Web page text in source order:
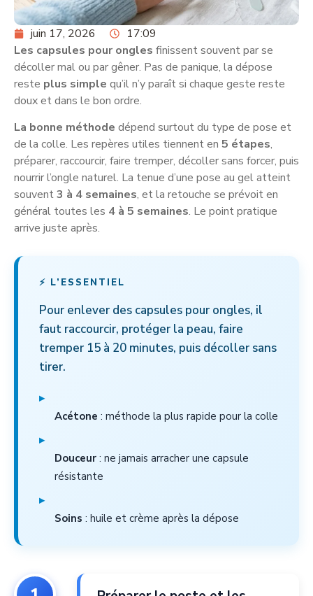
juin 17, 2026
17:09
Les capsules pour ongles finissent souvent par se
décoller mal ou par gêner. Pas de panique, la dépose
reste plus simple qu’il n’y paraît si chaque geste reste
doux et dans le bon ordre.
La bonne méthode dépend surtout du type de pose et
de la colle. Les repères utiles tiennent en 5 étapes,
préparer, raccourcir, faire tremper, décoller sans forcer, puis
nourrir l’ongle naturel. La tenue d’une pose au gel atteint
souvent3 à 4 semaines, et la retouche se prévoit en
général toutes les 4 à 5 semaines. Le point pratique
arrive juste après.
⚡ L’ESSENTIEL
Pour enlever des capsules pour ongles, il
faut raccourcir, protéger la peau, faire
tremper 15 à 20 minutes, puis décoller sans
tirer.
▸
Acétone : méthode la plus rapide pour la colle
▸
Douceur : ne jamais arracher une capsule
résistante
▸
Soins : huile et crème après la dépose